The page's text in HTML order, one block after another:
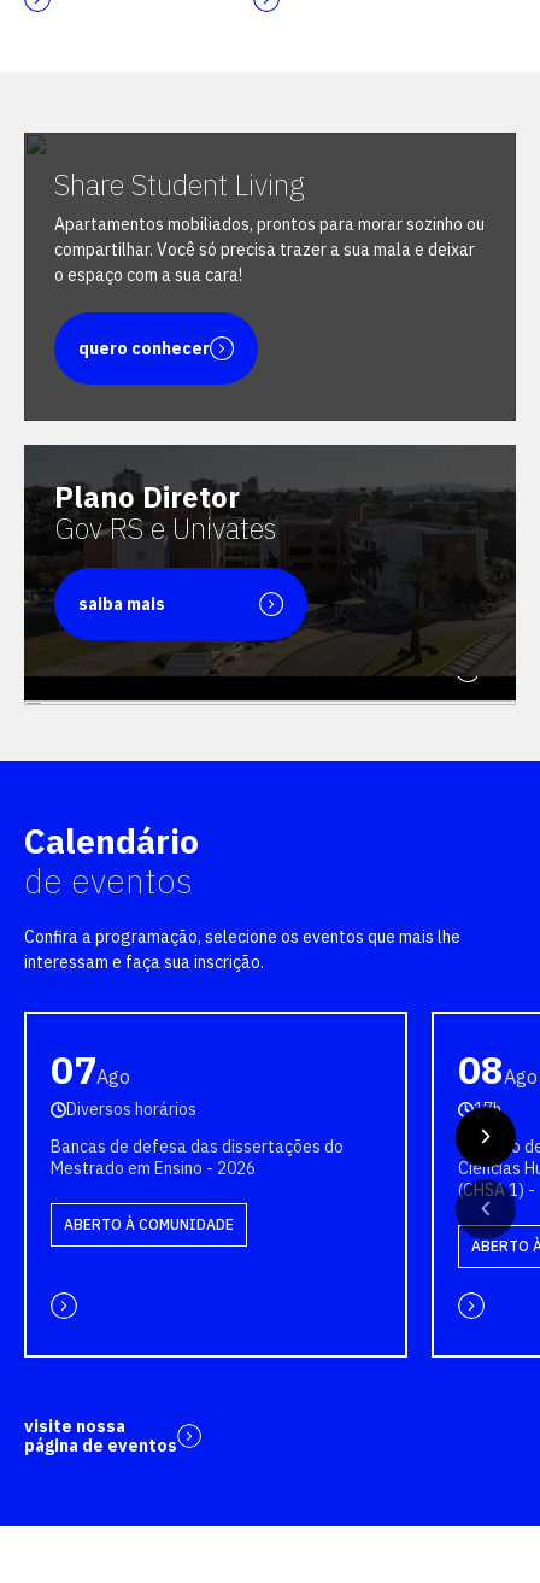
Share Student Living
Apartamentos mobiliados, prontos para morar sozinho ou
compartilhar. Você só precisa trazer a sua mala e deixar
o espaço com a sua cara!
quero conhecer
Plano Diretor
Gov RS e Univates
saiba mais
Calendário
de eventos
Confira a programação, selecione os eventos que mais lhe
interessam e faça sua inscrição.
07Ago
Diversos horários
Bancas de defesa das dissertações do
Mestrado em Ensino - 2026
ABERTO À COMUNIDADE
08Ago
17h
Colação
Ciências
(CHSA 1)
ABERTO
visite nossa
página de eventos
Escolha a vaga que você
quer concorrer:
vagas para início de curso
vagas a partir do 2º ano de curso